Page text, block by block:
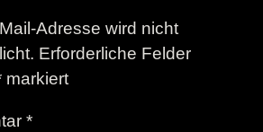
Adresse wird nicht
Erforderliche Felder
markiert
*